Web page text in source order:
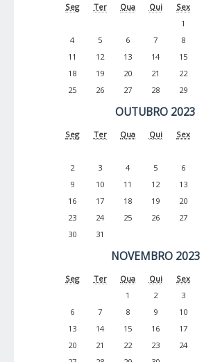
Seg Ter Qua Qui Sex
1
4
5 6 7 8
11
12 13 14 15
18
19 20 21 22
25
26 27 28 29
OUTUBRO 2023
Seg Ter Qua Qui Sex
2
3 4 5 6
9
10 11 12 13
16
17 18 19 20
23
24 25 26 27
30
31
NOVEMBRO 2023
Seg Ter Qua Qui Sex
1
2 3
6
7 8 9 10
13
14 15 16 17
20
21 22 23 24